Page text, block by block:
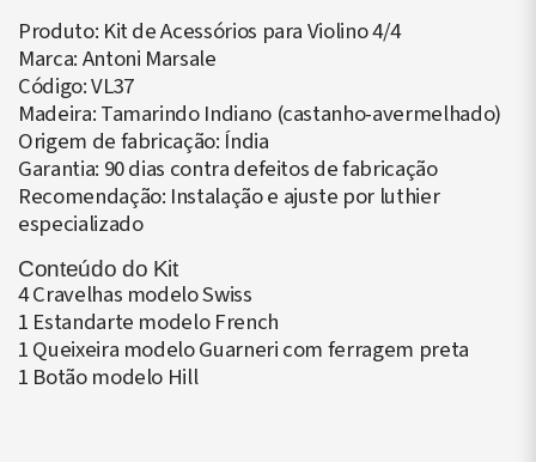
Produto: Kit de Acessórios para Violino 4/4
Marca: Antoni Marsale
Código: VL37
Madeira: Tamarindo Indiano (castanho-avermelhado)
Origem de fabricação: Índia
Garantia: 90 dias contra defeitos de fabricação
Recomendação: Instalação e ajuste por luthier
especializado
Conteúdo do Kit
4 Cravelhas modelo Swiss
1 Estandarte modelo French
1 Queixeira modelo Guarneri com ferragem preta
1 Botão modelo Hill